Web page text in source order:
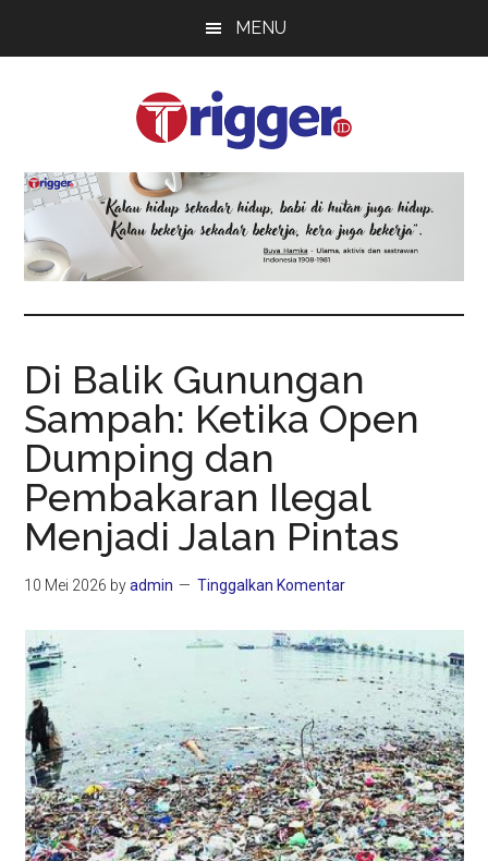
MENU
Trigger
Terkini
Di Balik Gunungan
Sampah: Ketika Open
Dumping dan
Pembakaran Ilegal
Menjadi Jalan Pintas
10 Mei 2026 byadmin Tinggalkan Komentar